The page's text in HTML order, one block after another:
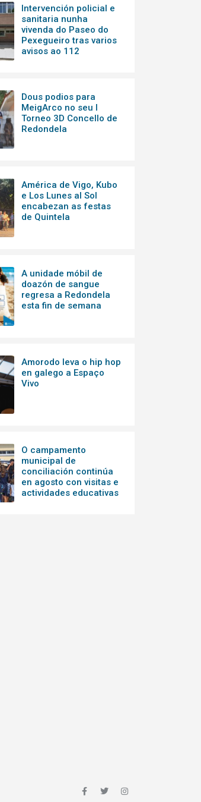
Intervención policial e
sanitaria nunha
vivenda do Paseo do
Pexegueiro tras varios
avisos ao 112
Dous podios para
MeigArco no seu I
Torneo 3D Concello de
Redondela
América de Vigo, Kubo
e Los Lunes al Sol
encabezan as festas
de Quintela
A unidade móbil de
doazón de sangue
regresa a Redondela
esta fin de semana
Amorodo leva o hip hop
en galego a Espaço
Vivo
O campamento
municipal de
conciliación continúa
en agosto con visitas e
actividades educativas